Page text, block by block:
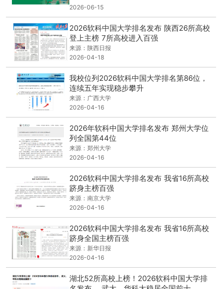
2026-06-15
2026软科中国大学排名发布 陕西26所高校
登上主榜 7所高校进入百强
来源：陕西日报
2026-04-18
我校位列2026软科中国大学排名第86位，
连续五年实现稳步攀升
来源：广西大学
2026-04-16
2026年软科中国大学排名发布 郑州大学位
列全国第44位
来源：郑州大学
2026-04-16
2026软科中国大学排名发布 我省16所高校
跻身主榜百强
来源：南京大学
2026-04-16
2026软科中国大学排名发布 我省16所高校
跻身全国主榜百强
来源：新华日报
2026-04-16
湖北52所高校上榜！2026软科中国大学排